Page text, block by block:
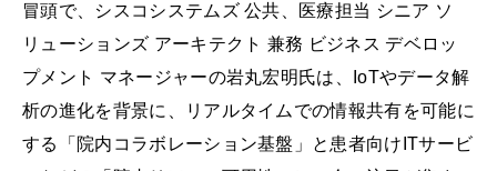
冒頭で、シスコシステムズ 公共、医療担当 シニア ソ
リューションズ アーキテクト 兼務 ビジネス デベロッ
プメント マネージャーの岩丸宏明氏は、IoTやデータ解
析の進化を背景に、リアルタイムでの情報共有を可能に
する「院内コラボレーション基盤」と患者向けITサービ